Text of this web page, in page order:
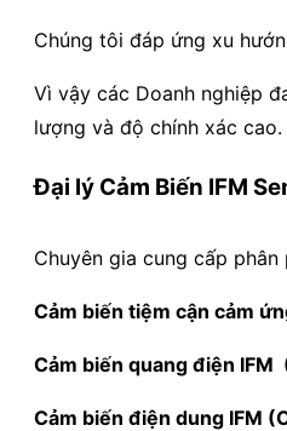
Chúng tôi đáp ứng xu
Vì vậy các Doanh nghiệp
lượng và độ chính xác cao.
Đại lý Cảm Biến IFM
Chuyên gia cung cấp
Cảm biến tiệm cận cảm
Cảm biến quang điện
Cảm biến điện dung IFM